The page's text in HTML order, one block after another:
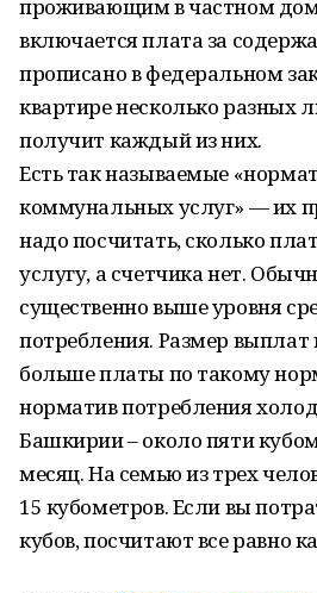
проживающим в частном
включается плата за
прописано в федеральном
квартире несколько разных
получит каждый из них.
Есть так называемые
коммунальных услуг» — их
надо посчитать, сколько
услугу, а счетчика нет.
существенно выше уровня
потребления. Размер
больше платы по такому
норматив потребления
Башкирии – около пяти
месяц. На семью из трех
15 кубометров. Если вы
кубов, посчитают все равно